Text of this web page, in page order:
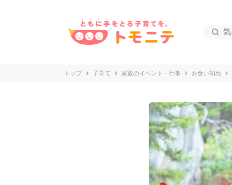
トップ 子育て 家族のイベント・行事 お食い初め